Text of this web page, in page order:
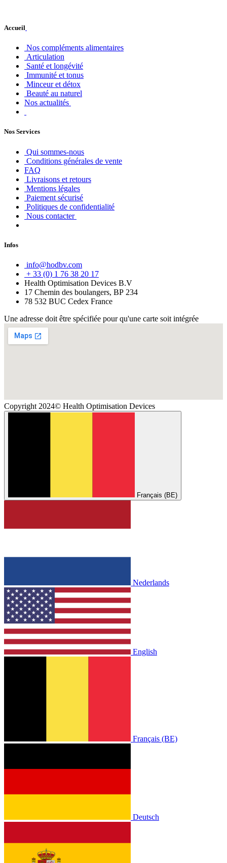
Accueil
Nos compléments alimentaires
Articulation
Santé et longévité
Immunité et tonus
Minceur et détox
Beauté au naturel
Nos actualités
Nos Services
Qui sommes-nous
Conditions générales de vente
FAQ
Livraisons et retours
Mentions légales
Paiement sécurisé
Politiques de confidentialité
Nous contacter
Infos
info@hodbv.com
+ 33 (0) 1 76 38 20 17
Health Optimisation Devices B.V
17 Chemin des boulangers, BP 234
78 532 BUC Cedex France
Une adresse doit être spécifiée pour qu'une carte soit intégrée
Copyright 2024© Health Optimisation Devices
Français (BE)
Nederlands
English
Français (BE)
Deutsch